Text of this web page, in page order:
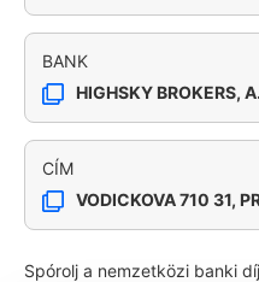
BANK
HIGHSKY BROKERS,
CÍM
VODICKOVA 710 31,
Spórolj a nemzetközi banki